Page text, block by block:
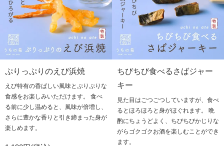
ぷりっぷりのえび浜焼
えび特有の香ばしい風味とぷりぷりな
食感をお楽しみいただけます。 食べ
る前に少し温めると、風味が倍増し、
さらに豊かな香りと引き締まった身が
楽しめます。
ちびちび食べるさばジャー
キー
見た目はごつごつしていますが、食べ
るとほろほろと身がほぐれます。 晩
酌にちょうどよく、ちびちびかじりな
がらゴクゴクお酒を楽しむことができ
ます。